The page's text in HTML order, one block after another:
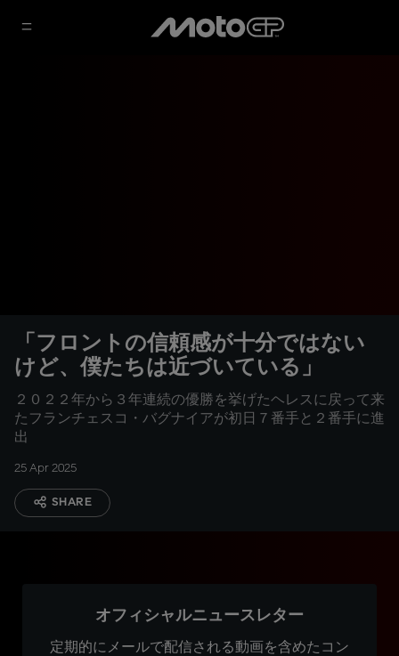
「フロントの信頼感が十分ではない
けど、僕たちは近づいている」
２０２２年から３年連続の優勝を挙げたヘレスに戻って来
たフランチェスコ・バグナイアが初日７番手と２番手に進
出
25 Apr 2025
SHARE
オフィシャルニュースレター
定期的にメールで配信される動画を含めたコン